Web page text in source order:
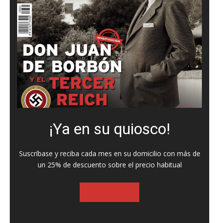
¡Ya en su quiosco!
Suscríbase y reciba cada mes en su domicilio con más de
un 25% de descuento sobre el precio habitual